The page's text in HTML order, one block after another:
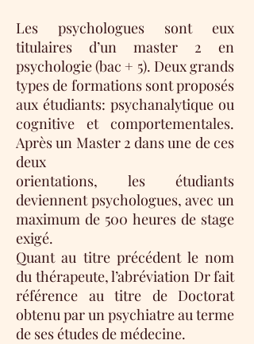
Les psychologues sont eux
titulaires d’un master 2 en
psychologie (bac + 5). Deux grands
types de formations sont proposés
aux étudiants: psychanalytique ou
cognitive et comportementales.
Après un Master 2 dans une de ces
deux
orientations, les étudiants
deviennent psychologues, avec un
maximum de 500 heures de stage
exigé.
Quant au titre précédent le nom
du thérapeute, l’abréviation Dr fait
référence au titre de Doctorat
obtenu par un psychiatre au terme
de ses études de médecine.